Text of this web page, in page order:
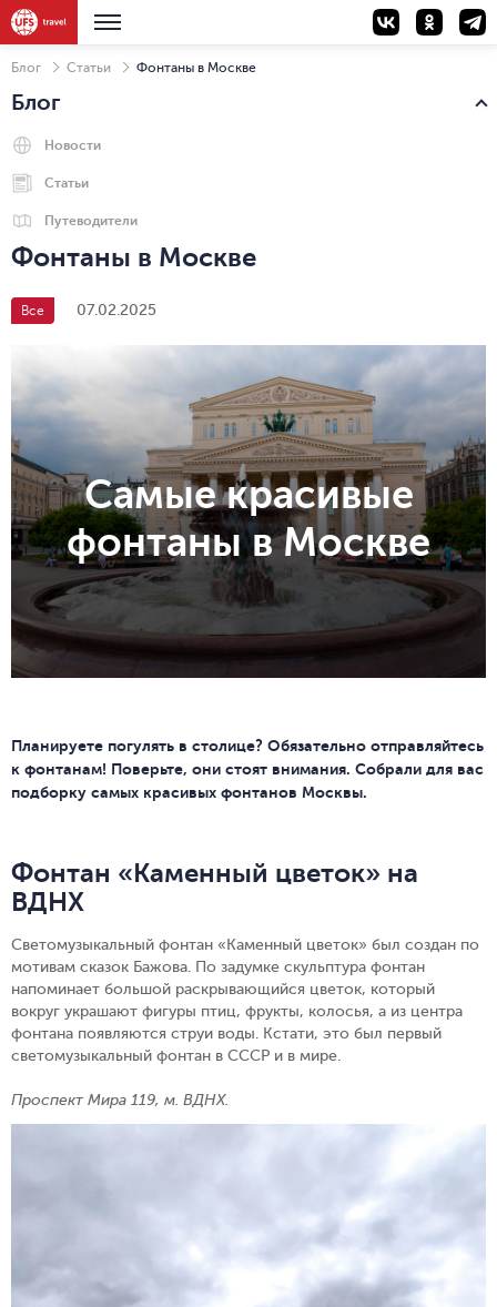
Блог Статьи Фонтаны в Москве
Блог
Новости
Статьи
Путеводители
Фонтаны в Москве
Все 07.02.2025
Самые красивые
фонтаны в Москве
Планируете погулять в столице? Обязательно отправляйтесь
к фонтанам! Поверьте, они стоят внимания. Собрали для вас
подборку самых красивых фонтанов Москвы.
Фонтан «Каменный цветок» на
ВДНХ
Светомузыкальный фонтан «Каменный цветок» был создан по
мотивам сказок Бажова. По задумке скульптура фонтан
напоминает большой раскрывающийся цветок, который
вокруг украшают фигуры птиц, фрукты, колосья, а из центра
фонтана появляются струи воды. Кстати, это был первый
светомузыкальный фонтан в СССР и в мире.
Проспект Мира 119, м. ВДНХ.